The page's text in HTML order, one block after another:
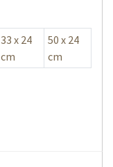
33 x 24
cm
50 x 24
cm